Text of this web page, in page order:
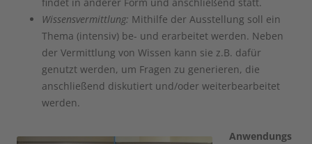
Wissensvermittlung: Mithilfe der Ausstellung soll ein
Thema (intensiv) be- und erarbeitet werden. Neben
der Vermittlung von Wissen kann sie z.B. dafür
genutzt werden, um Fragen zu generieren, die
anschließend diskutiert und/oder weiterbearbeitet
werden.
Anwendungs